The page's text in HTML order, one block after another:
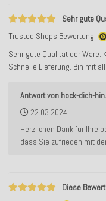
Sehr gute
Trusted Shops Bewertung
Sehr gute Qualität der Ware.
Schnelle Lieferung. Bin mit
Antwort von hock-dich-
22.03.2024
Herzlichen Dank für Ihre
dass Sie zufrieden mit
Diese